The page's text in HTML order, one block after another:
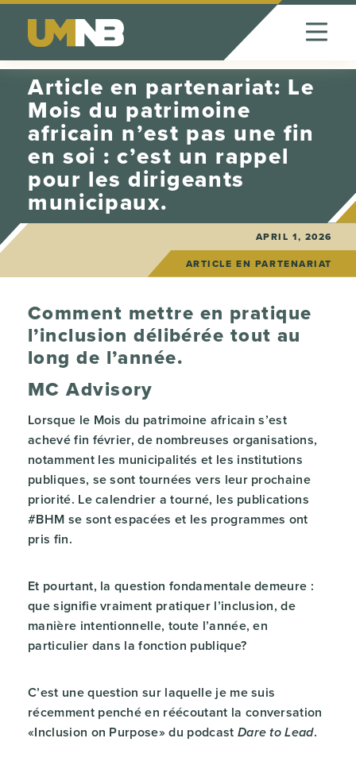
Skip to Content
Article en partenariat: Le
Mois du patrimoine
africain n’est pas une fin
en soi : c’est un rappel
pour les dirigeants
municipaux.
APRIL 1, 2026
ARTICLE EN PARTENARIAT
Comment mettre en pratique
l’inclusion délibérée tout au
long de l’année.
MC Advisory
Lorsque le Mois du patrimoine africain s’est
achevé fin février, de nombreuses organisations,
notamment les municipalités et les institutions
publiques, se sont tournées vers leur prochaine
priorité. Le calendrier a tourné, les publications
#BHM se sont espacées et les programmes ont
pris fin.
Et pourtant, la question fondamentale demeure :
que signifie vraiment pratiquer l’inclusion, de
manière intentionnelle, toute l’année, en
particulier dans la fonction publique?
C’est une question sur laquelle je me suis
récemment penché en réécoutant la conversation
«Inclusion on Purpose» du podcast Dare to Lead.